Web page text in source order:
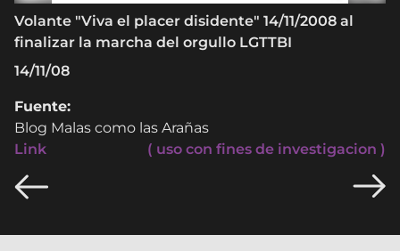
Volante "Viva el placer disidente" 14/11/2008 al
finalizar la marcha del orgullo LGTTBI
14/11/08
Fuente:
Blog Malas como las Arañas
Link
( uso con fines de investigacion )